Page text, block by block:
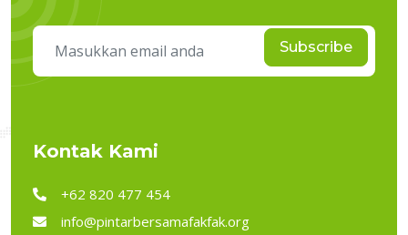
Subscribe
Kontak Kami
+62 820 477 454
info@pintarbersamafakfak.org